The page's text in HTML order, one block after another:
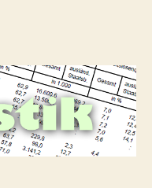
mit
OpenData?